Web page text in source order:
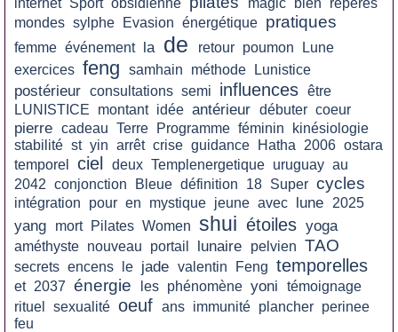
internet Sport obsidienne magic bien
repères
mondes sylphe Evasion énergétique pratiques
femme événement la de retour poumon
Lune
exercices feng samhain méthode Lunistice
postérieur consultations semi influences être
LUNISTICE
montant idée antérieur débuter coeur
pierre cadeau Terre Programme féminin
kinésiologie
stabilité st yin arrêt crise guidance Hatha 2006 ostara
temporel
ciel deux Templenergetique uruguay au
2042 conjonction Bleue définition 18 Super cycles
intégration pour en mystique jeune avec lune 2025
yang mort Pilates Women shui étoiles yoga
améthyste nouveau portail lunaire pelvien TAO
secrets encens le jade valentin Feng temporelles
et 2037 énergie les phénomène yoni
témoignage
rituel
sexualité oeuf ans immunité plancher perinee
feu